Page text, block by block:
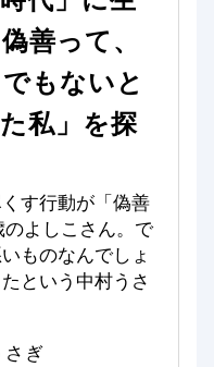
善って、
もないと
私」を探
す行動が「偽善
よしこさん。で
ものなんでしょ
という中村うさ
さぎ